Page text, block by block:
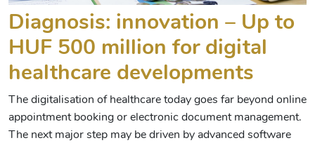
Diagnosis: innovation – Up to
HUF 500 million for digital
healthcare developments
The digitalisation of healthcare today goes far beyond online
appointment booking or electronic document management.
The next major step may be driven by advanced software